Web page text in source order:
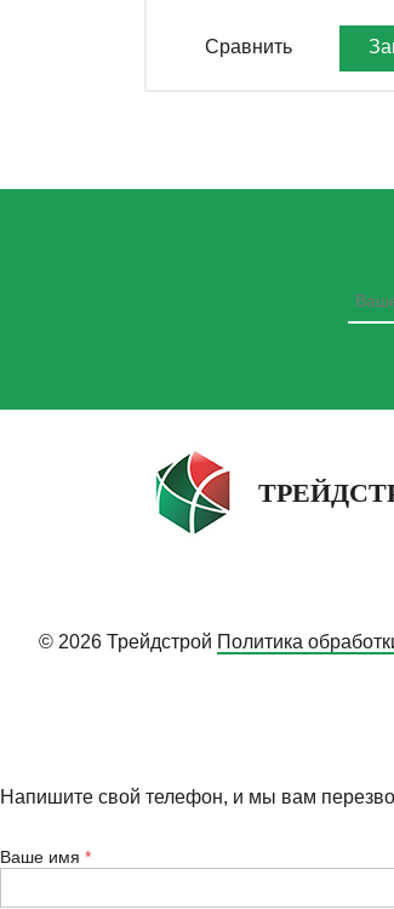
Сравнить
© 2026 Трейдстрой Политика
Напишите свой телефон, и мы вам
Ваше имя